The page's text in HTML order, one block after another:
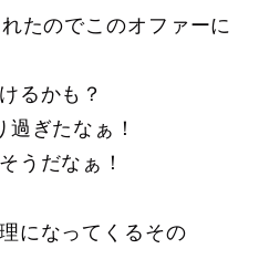
たのでこのオファーに
るかも？
ぎたなぁ！
だなぁ！
になってくるその